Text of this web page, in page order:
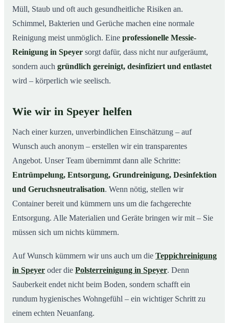
Müll, Staub und oft auch gesundheitliche Risiken an.
Schimmel, Bakterien und Gerüche machen eine normale
Reinigung meist unmöglich. Eine professionelle Messie-
Reinigung in Speyer sorgt dafür, dass nicht nur aufgeräumt,
sondern auch gründlich gereinigt, desinfiziert und entlastet
wird – körperlich wie seelisch.
Wie wir in Speyer helfen
Nach einer kurzen, unverbindlichen Einschätzung – auf
Wunsch auch anonym – erstellen wir ein transparentes
Angebot. Unser Team übernimmt dann alle Schritte:
Entrümpelung, Entsorgung, Grundreinigung, Desinfektion
und Geruchsneutralisation. Wenn nötig, stellen wir
Container bereit und kümmern uns um die fachgerechte
Entsorgung. Alle Materialien und Geräte bringen wir mit – Sie
müssen sich um nichts kümmern.
Auf Wunsch kümmern wir uns auch um die Teppichreinigung
in Speyer oder die Polsterreinigung in Speyer. Denn
Sauberkeit endet nicht beim Boden, sondern schafft ein
rundum hygienisches Wohngefühl – ein wichtiger Schritt zu
einem echten Neuanfang.